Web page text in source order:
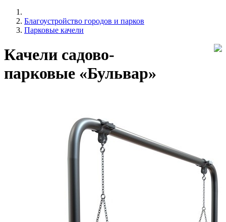
Благоустройство городов и парков
Парковые качели
Качели садово-
парковые «Бульвар»